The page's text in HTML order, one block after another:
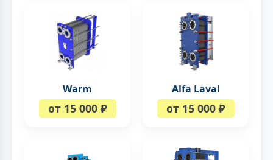
Warm
от 15 000 ₽
Alfa Laval
от 15 000 ₽